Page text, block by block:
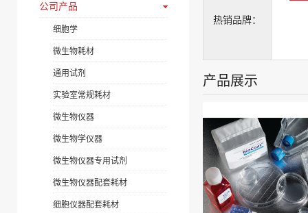
公司产品
细胞学
微生物耗材
通用试剂
实验室常规耗材
微生物仪器
微生物学仪器
微生物仪器专用试剂
微生物仪器配套耗材
细胞仪器配套耗材
热销品牌：
产品展示